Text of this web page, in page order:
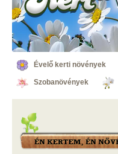
Évelő kerti növények
Szobanövények